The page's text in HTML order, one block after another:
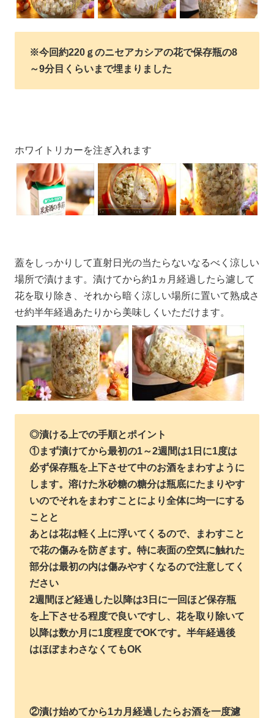
※今回約220ｇのニセアカシアの花で保存瓶の8
～9分目くらいまで埋まりました
ホワイトリカーを注ぎ入れます
蓋をしっかりして直射日光の当たらないなるべく涼しい
場所で漬けます。漬けてから約1ヵ月経過したら濾して
花を取り除き、それから暗く涼しい場所に置いて熟成さ
せ約半年経過あたりから美味しくいただけます。
◎漬ける上での手順とポイント
①まず漬けてから最初の1～2週間は1日に1度は
必ず保存瓶を上下させて中のお酒をまわすように
します。溶けた氷砂糖の糖分は瓶底にたまりやす
いのでそれをまわすことにより全体に均一にする
ことと
あとは花は軽く上に浮いてくるので、まわすこと
で花の傷みを防ぎます。特に表面の空気に触れた
部分は最初の内は傷みやすくなるので注意してく
ださい
2週間ほど経過した以降は3日に一回ほど保存瓶
を上下させる程度で良いですし、花を取り除いて
以降は数か月に1度程度でOKです。半年経過後
はほぼまわさなくてもOK
②漬け始めてから1カ月経過したらお酒を一度濾